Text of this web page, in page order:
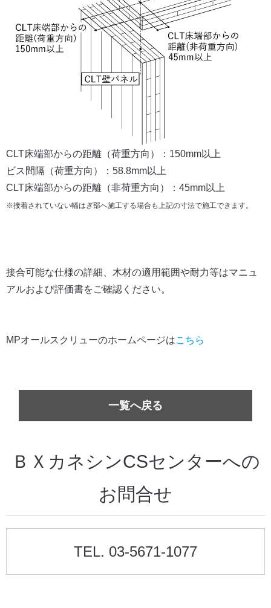
CLT床端部からの距離（荷重方向）：150mm以上
ビス間隔（荷重方向）：58.8mm以上
CLT床端部からの距離（非荷重方向）：45mm以上
※接着されていない幅はぎ部へ施工する場合も上記の寸法で施工できます。
接合可能な仕様の詳細、木材の適用範囲や耐力等はマニュ
アルおよび評価書をご確認ください。
MPオールスクリューのホームページはこちら
一覧へ戻る
ＢＸカネシンCSセンターへの
お問合せ
TEL. 03-5671-1077